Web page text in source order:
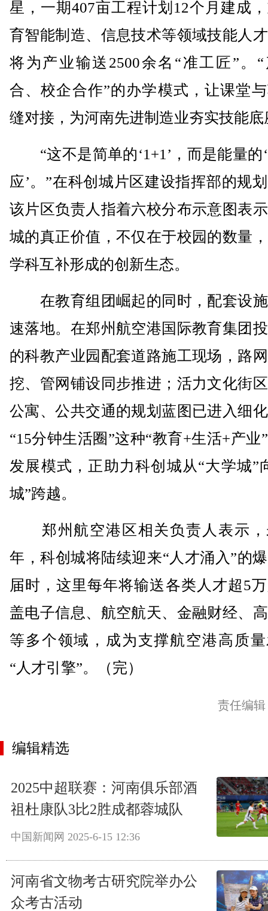
星，一期407亩工程计划12个月建成
育智能制造、信息技术等领域技能人
将为产业输送2500余名“准工匠”。
合、校企合作”的办学模式，让课堂
缝对接，为河南先进制造业夯实技能底
“这不是简单的‘1+1’，而是能量的
应’。”在科创城片区建设指挥部的规
该片区负责人指着六校分布示意图表
城的真正价值，不仅在于校园的数量
学科互补形成的创新生态。
在教育组团崛起的同时，配套设
速落地。在郑州航空港国际教育集团
的科教产业园配套道路施工现场，路
挖、管网铺设同步推进；活力文化街
公寓、公共交通的规划蓝图已进入细
“15分钟生活圈”这种“教育+生活+产业
发展模式，正助力科创城从“大学城”
城”跨越。
郑州航空港区相关负责人表示，
年，科创城将陆续迎来“人才涌入”的
届时，这里每年将输送各类人才超5
盖电子信息、航空航天、金融财经、
等多个领域，成为支撑航空港高质
“人才引擎”。（完）
责任编
编辑精选
2025中超联赛：河南俱乐部酒
祖杜康队3比2胜成都蓉城队
中国新闻网 2025-6-15 12:36
河南省文物考古研究院举办公
众考古活动